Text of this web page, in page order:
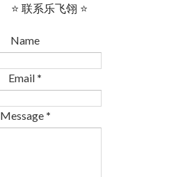
⭐ 联系乐飞翎 ⭐
Name
Email *
Message *